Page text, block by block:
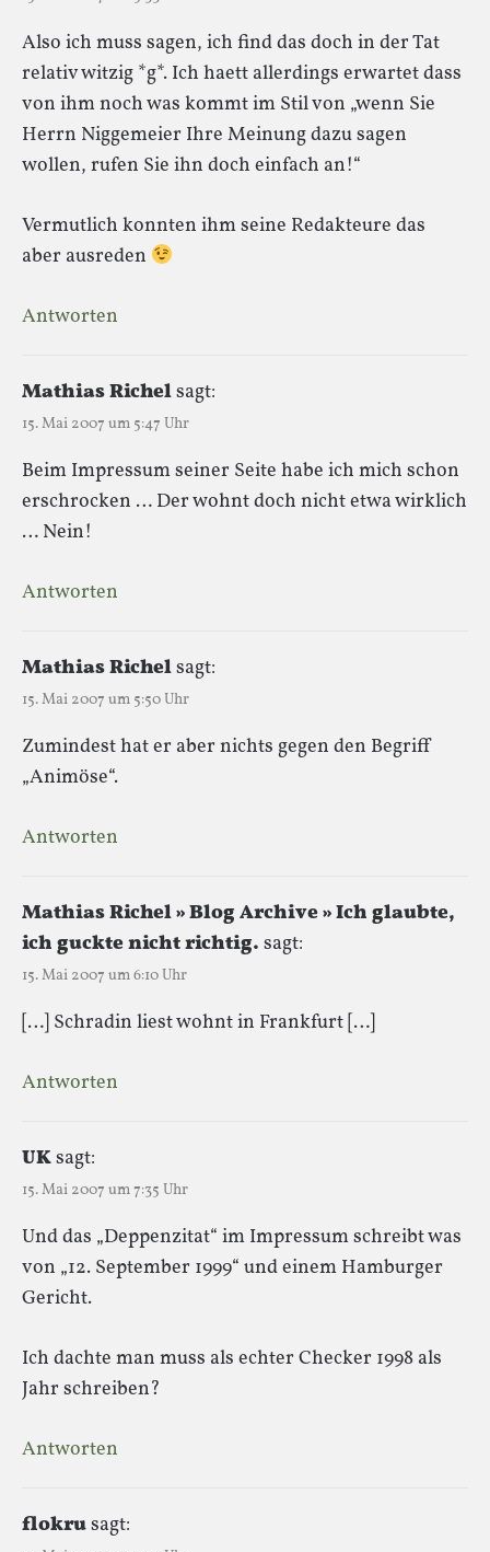
Also ich muss sagen, ich find das doch in der Tat
relativ witzig *g*. Ich haett allerdings erwartet dass
von ihm noch was kommt im Stil von „wenn Sie
Herrn Niggemeier Ihre Meinung dazu sagen
wollen, rufen Sie ihn doch einfach an!“
Vermutlich konnten ihm seine Redakteure das
aber ausreden
Antworten
Mathias Richelsagt:
15. Mai 2007 um 5:47 Uhr
Beim Impressum seiner Seite habe ich mich schon
erschrocken … Der wohnt doch nicht etwa wirklich
… Nein!
Antworten
Mathias Richelsagt:
15. Mai 2007 um 5:50 Uhr
Zumindest hat er aber nichts gegen den Begriff
„Animöse“.
Antworten
Mathias Richel » Blog Archive » Ich glaubte,
ich guckte nicht richtig. sagt:
15. Mai 2007 um 6:10 Uhr
[…] Schradin liest wohnt in Frankfurt […]
Antworten
UKsagt:
15. Mai 2007 um 7:35 Uhr
Und das „Deppenzitat“ im Impressum schreibt was
von „12. September 1999“ und einem Hamburger
Gericht.
Ich dachte man muss als echter Checker 1998 als
Jahr schreiben?
Antworten
flokrusagt: